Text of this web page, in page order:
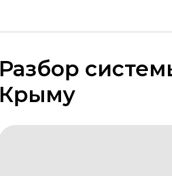
Разбор
Крыму